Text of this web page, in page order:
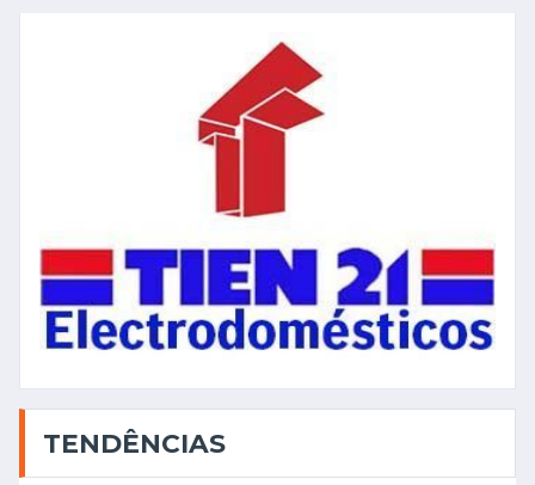
TENDÊNCIAS